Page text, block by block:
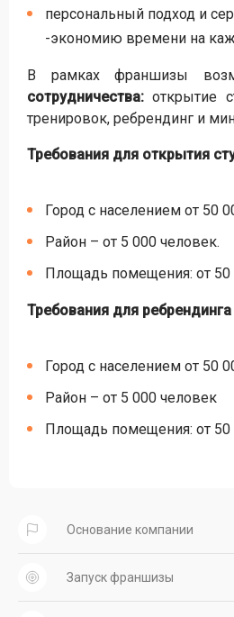
персональный подход и
-экономию времени на
В рамках франшизы
сотрудничества: открытие
тренировок, ребрендинг и
Требования для открытия
Город с населением от 50
Район – от 5 000 человек.
Площадь помещения: от
Требования для ребрендинга
Город с населением от 50
Район – от 5 000 человек
Площадь помещения: от
Основание компании
Запуск франшизы